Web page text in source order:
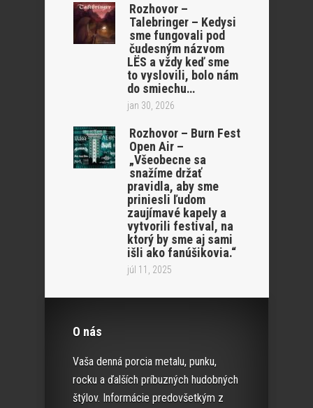
Rozhovor –
Talebringer – Kedysi
sme fungovali pod
čudesným názvom
LËS a vždy keď sme
to vyslovili, bolo nám
do smiechu…
jan 30, 2026
Rozhovor – Burn Fest
Open Air –
„Všeobecne sa
snažíme držať
pravidla, aby sme
priniesli ľudom
zaujímavé kapely a
vytvorili festival, na
ktorý by sme aj sami
išli ako fanúšikovia.“
júl 11, 2025
O nás
Vaša denná porcia metalu, punku,
rocku a ďalších príbuzných hudobných
štýlov. Informácie predovšetkým z